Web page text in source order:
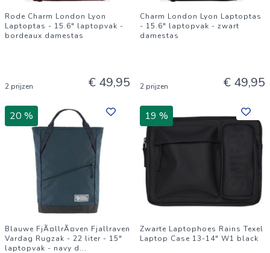
Rode Charm London Lyon
Laptoptas - 15.6" laptopvak -
bordeaux damestas
2 prijzen € 49,95
Charm London Lyon Laptoptas
- 15.6" laptopvak - zwart
damestas
2 prijzen € 49,95
20 %
Blauwe FjÃ¤llrÃ¤ven Fjallraven
Vardag Rugzak - 22 liter - 15"
laptopvak - navy d...
19 %
Zwarte Laptophoes Rains Texel
Laptop Case 13-14" W1 black